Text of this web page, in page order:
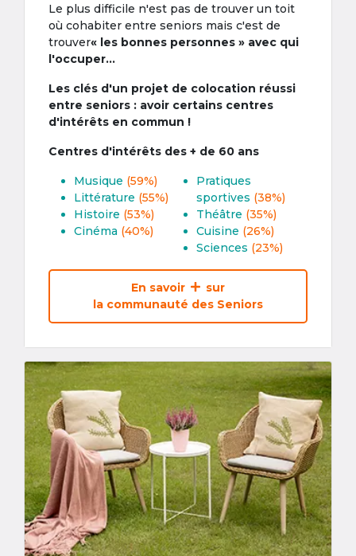
Le plus difficile n'est pas de trouver un toit
où cohabiter entre seniors mais c'est de
trouver« les bonnes personnes » avec qui
l'occuper...
Les clés d'un projet de colocation réussi
entre seniors : avoir certains centres
d'intérêts en commun !
Centres d'intérêts des + de 60 ans
Musique (59%)
Littérature (55%)
Histoire (53%)
Cinéma (40%)
Pratiques
sportives (38%)
Théâtre (35%)
Cuisine (26%)
Sciences (23%)
En savoir
sur
la communauté des Seniors